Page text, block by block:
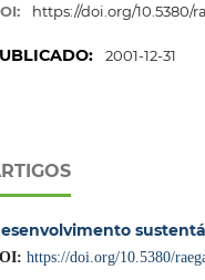
https://doi.org/10.5380/
2001-12-31
https://doi.org/10.5380/